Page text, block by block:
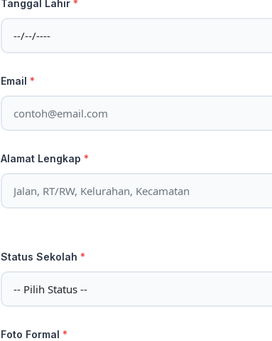
Tanggal Lahir *
Email *
Alamat Lengkap *
Status Sekolah *
Foto Formal *